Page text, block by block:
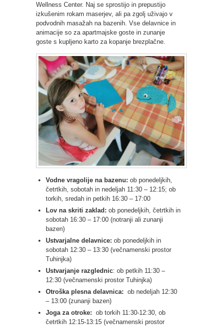
Wellness Center. Naj se sprostijo in prepustijo
izkušenim rokam maserjev, ali pa zgolj uživajo v
podvodnih masažah na bazenih. Vse delavnice in
animacije so za apartmajske goste in zunanje
goste s kupljeno karto za kopanje brezplačne.
Vodne vragolije na bazenu: ob ponedeljkih,
četrtkih, sobotah in nedeljah 11:30 – 12:15; ob
torkih, sredah in petkih 16:30 – 17:00
Lov na skriti zaklad: ob ponedeljkih, četrtkih in
sobotah 16:30 – 17:00 (notranji ali zunanji
bazen)
Ustvarjalne delavnice: ob ponedeljkih in
sobotah 12:30 – 13:30 (večnamenski prostor
Tuhinjka)
Ustvarjanje razglednic: ob petkih 11:30 –
12:30 (večnamenski prostor Tuhinjka)
Otroška plesna delavnica: ob nedeljah 12:30
– 13:00 (zunanji bazen)
Joga za otroke: ob torkih 11:30-12:30, ob
četrtkih 12:15-13:15 (večnamenski prostor